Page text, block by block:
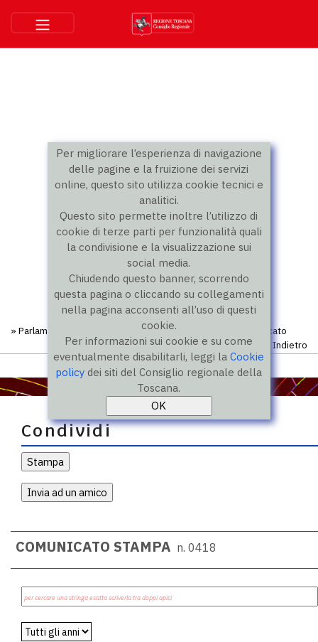
Per migliorare l’esperienza di navigazione
delle pagine e la fruizione dei servizi
online, questo sito utilizza cookie tecnici e
analitici.
Questo sito permette inoltre l’utilizzo di
cookie di terze parti per funzionalità quali
la condivisione e la visualizzazione sui
social media.
Chiudendo questo banner, scorrendo
questa pagina o cliccando su collegamenti
nella pagina acconsenti all’uso di questi
cookie.
Per informazioni sui cookie e su come
eventualmente disabilitarli, leggi laCookie
policy dei siti del Consiglio regionale della
Toscana.
» Parlamento regionale degli studenti»
» Comunicato
Indietro
Condividi
COMUNICATO STAMPA n. 0418